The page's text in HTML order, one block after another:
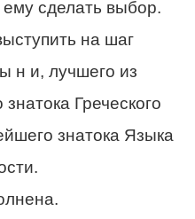
сделать выбор.
на шаг
н и, лучшего из
Греческого
знатока Языка